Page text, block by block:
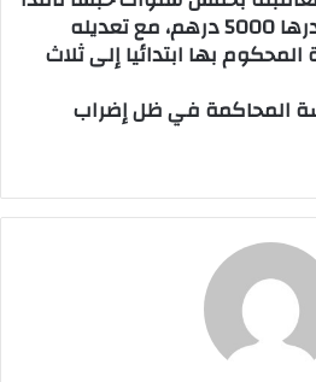
وبغرامة مالية نافذة قدرها 5000 درهم، مع تعديله
بها ابتدائيا إلى ثلاث
المحاكمة في ظل إضراب